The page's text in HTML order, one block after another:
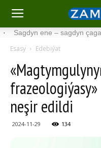
ene – sagdyn çaga –
Esasy Edebiýat
neşir edildi
2024-11-29 134